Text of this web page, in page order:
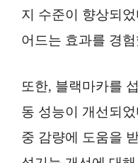
지 수준이 향상되
어드는 효과를 경
또한, 블랙마카를
동 성능이 개선되
중 감량에 도움을